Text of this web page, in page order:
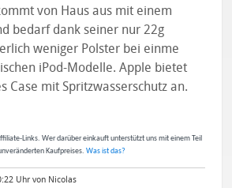
von Haus aus mit einem
bedarf dank seiner nur 22g
weniger Polster bei einme
iPod-Modelle. Apple bietet
Case mit Spritzwasserschutz an.
Links. Wer darüber einkauft unterstützt uns mit einem Teil
Kaufpreises. Was ist das?
Uhr von Nicolas